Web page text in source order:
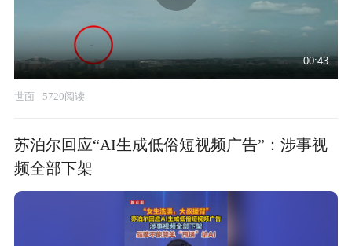
00:43
世面 5720阅读
苏泊尔回应“AI生成低俗短视频广告”：涉事视
频全部下架